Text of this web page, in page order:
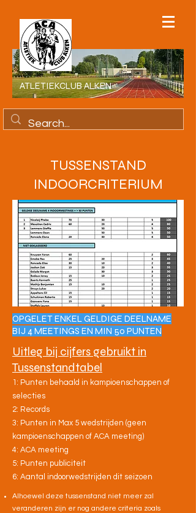
ATLETIEKCLUB ALKEN
TUSSENSTAND
INDOORCRITERIUM
OPGELET ENKEL GELDIGE DEELNAME
BIJ 4 MEETINGS EN MIN 50 PUNTEN
Uitleg bij cijfers gebruikt in
Tussenstandtabel
1: Punten behaald in kampioenschappen of
selecties
2: Records
3: Punten in Max 5 wedstrijden (geen
kampioenschappen of ACA meeting)
4: ACA meeting
5: Punten publiciteit
6: Aantal indoorwedstrijden dit seizoen
Alhoewel deze tussenstand niet meer zal
veranderen zijn er nog andere criteria zoals